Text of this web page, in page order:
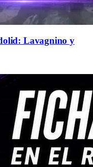
Lavagnino y